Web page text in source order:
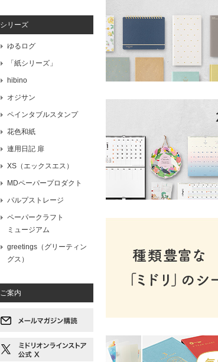
シリーズ
ゆるログ
「紙シリーズ」
hibino
オジサン
ペインタブルスタンプ
花色和紙
連用日記 扉
XS（エックスエス）
MDペーパープロダクト
パルプストレージ
ペーパークラフト
ミュージアム
greetings（グリーティン
グス）
ご案内